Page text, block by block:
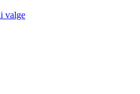
valge